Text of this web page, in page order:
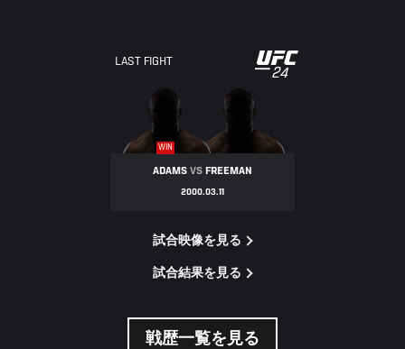
LAST FIGHT
UFC
2424
WIN
ADAMS VSFREEMAN
2000.03.11
試合映像を見る
試合結果を見る
戦歴一覧を見る